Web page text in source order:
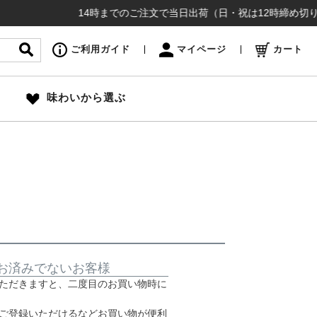
14時までのご注文で当日出荷（日・祝は12時締め切り
ご利用ガイド マイページ カート
味わいから選ぶ
済みでないお客様
だきますと、二度目のお買い物時に
登録いただけるなどお買い物が便利